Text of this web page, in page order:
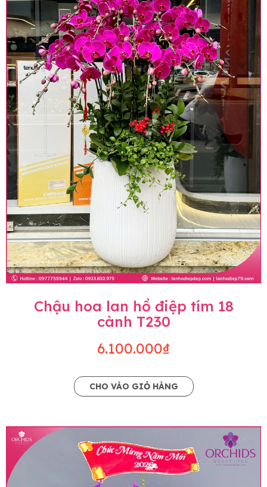
Chậu hoa lan hồ điệp tím 18
cành T230
6.100.000₫
CHO VÀO GIỎ HÀNG